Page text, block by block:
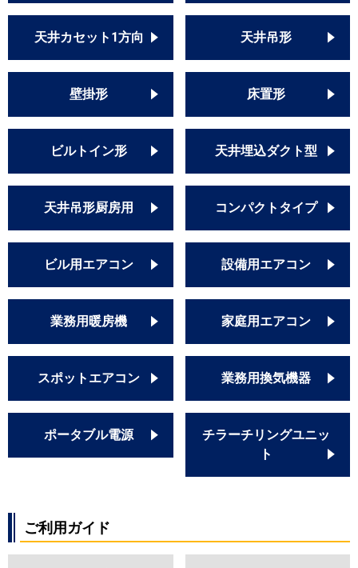
天井カセット1方向 天井吊形
壁掛形 床置形
ビルトイン形 天井埋込ダクト型
天井吊形厨房用 コンパクトタイプ
ビル用エアコン 設備用エアコン
業務用暖房機 家庭用エアコン
スポットエアコン 業務用換気機器
ポータブル電源
チラーチリングユニッ
ト
ご利用ガイド